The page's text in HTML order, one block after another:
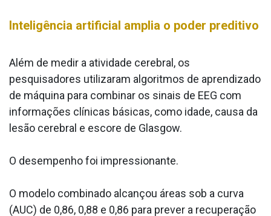
Inteligência artificial amplia o poder preditivo
Além de medir a atividade cerebral, os
pesquisadores utilizaram algoritmos de aprendizado
de máquina para combinar os sinais de EEG com
informações clínicas básicas, como idade, causa da
lesão cerebral e escore de Glasgow.
O desempenho foi impressionante.
O modelo combinado alcançou áreas sob a curva
(AUC) de 0,86, 0,88 e 0,86 para prever a recuperação